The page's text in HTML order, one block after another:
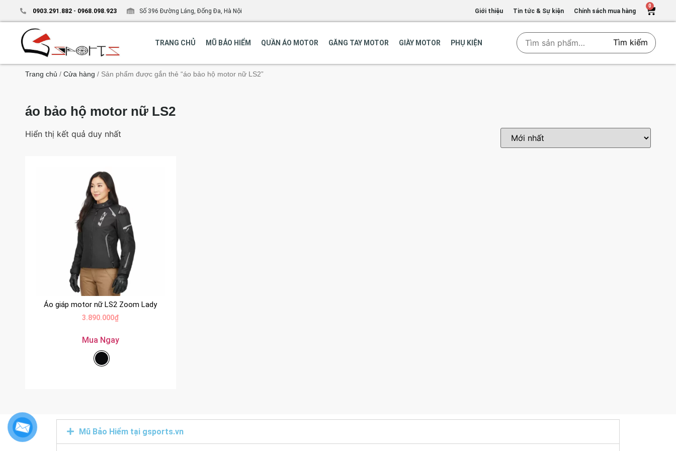
0903.291.882 - 0968.098.923 Số 396 Đường Láng, Đống Đa, Hà Nội Giới thiệu Tin tức & Sự kiện Chính sách mua hàng
0
TRANG CHỦ MŨ BẢO HIỂM QUẦN ÁO MOTOR GĂNG TAY MOTOR GIÀY MOTOR PHỤ KIỆN Tìm kiếm
Trang chủ / Cửa hàng / Sản phẩm được gắn thẻ “áo bảo hộ motor nữ LS2”
áo bảo hộ motor nữ LS2
Hiển thị kết quả duy nhất
Áo giáp motor nữ LS2 Zoom Lady
3.890.000₫
Mua Ngay
Mũ Bảo Hiểm tại gsports.vn